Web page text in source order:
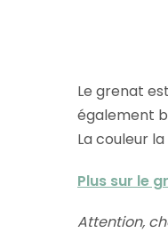
Le grenat
également
La couleur
Plus sur le
Attention,